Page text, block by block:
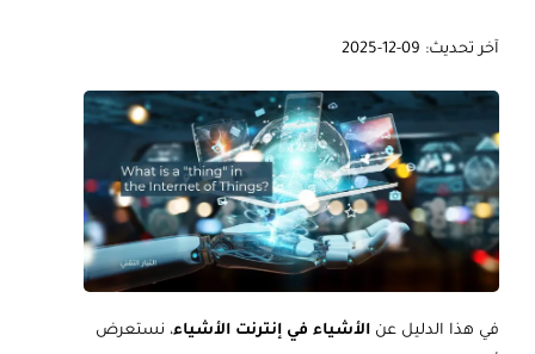
آخر تحديث: 09-12-2025
في هذا الدليل عن الأشياء في إنترنت الأشياء، نستعرض